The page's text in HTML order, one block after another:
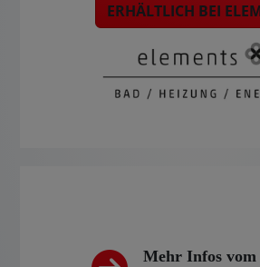
ERHÄLTLICH BEI
Mehr Infos